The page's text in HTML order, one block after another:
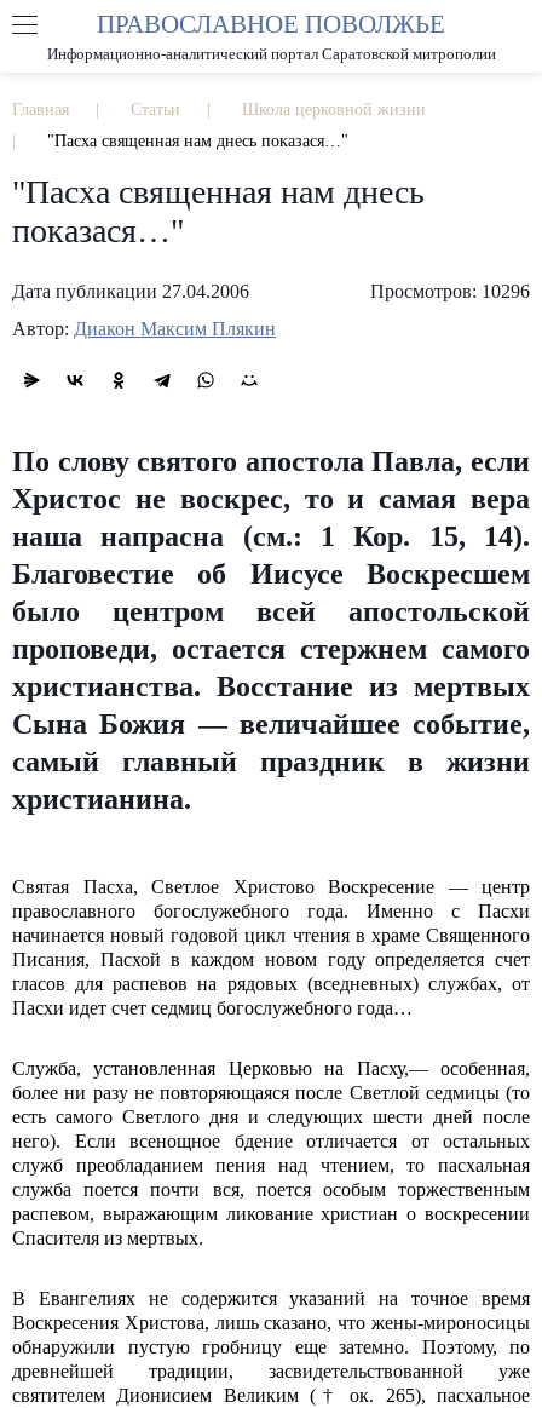
РАЗМЕР ШРИФТА А А
ПРАВОСЛАВНОЕ ПОВОЛЖЬЕ
Информационно-аналитический портал Саратовской митрополии
Главная Статьи
Школа церковной жизни
"Пасха священная нам днесь показася…"
"Пасха священная нам днесь
показася…"
Дата публикации 27.04.2006
Просмотров: 10296
Автор: Диакон Максим Плякин
По слову святого апостола Павла, если
Христос не воскрес, то и самая вера
наша напрасна (см.: 1 Кор. 15, 14).
Благовестие об Иисусе Воскресшем
было центром всей апостольской
проповеди, остается стержнем самого
христианства. Восстание из мертвых
Сына Божия — величайшее событие,
самый главный праздник в жизни
христианина.
Святая Пасха, Светлое Христово Воскресение — центр
православного богослужебного года. Именно с Пасхи
начинается новый годовой цикл чтения в храме Священного
Писания, Пасхой в каждом новом году определяется счет
гласов для распевов на рядовых (вседневных) службах, от
Пасхи идет счет седмиц богослужебного года…
Служба, установленная Церковью на Пасху,— особенная,
более ни разу не повторяющаяся после Светлой седмицы (то
есть самого Светлого дня и следующих шести дней после
него). Если всенощное бдение отличается от остальных
служб преобладанием пения над чтением, то пасхальная
служба поется почти вся, поется особым торжественным
распевом, выражающим ликование христиан о воскресении
Спасителя из мертвых.
В Евангелиях не содержится указаний на точное время
Воскресения Христова, лишь сказано, что жены-мироносицы
обнаружили пустую гробницу еще затемно. Поэтому, по
древнейшей традиции, засвидетельствованной уже
святителем Дионисием Великим († ок. 265), пасхальное